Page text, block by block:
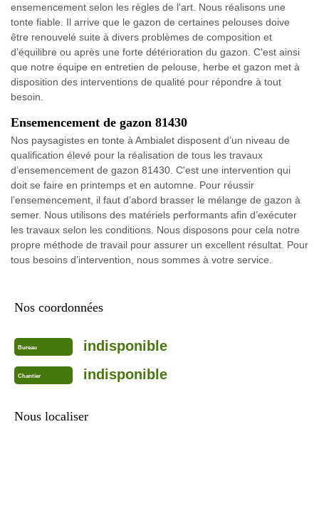
ensemencement selon les règles de l'art. Nous réalisons une
tonte fiable. Il arrive que le gazon de certaines pelouses doive
être renouvelé suite à divers problèmes de composition et
d’équilibre ou après une forte détérioration du gazon. C'est ainsi
que notre équipe en entretien de pelouse, herbe et gazon met à
disposition des interventions de qualité pour répondre à tout
besoin.
Ensemencement de gazon 81430
Nos paysagistes en tonte à Ambialet disposent d’un niveau de
qualification élevé pour la réalisation de tous les travaux
d’ensemencement de gazon 81430. C'est une intervention qui
doit se faire en printemps et en automne. Pour réussir
l’ensemencement, il faut d’abord brasser le mélange de gazon à
semer. Nous utilisons des matériels performants afin d’exécuter
les travaux selon les conditions. Nous disposons pour cela notre
propre méthode de travail pour assurer un excellent résultat. Pour
tous besoins d’intervention, nous sommes à votre service.
Nos coordonnées
Bureau indisponible
Chantier indisponible
Nous localiser